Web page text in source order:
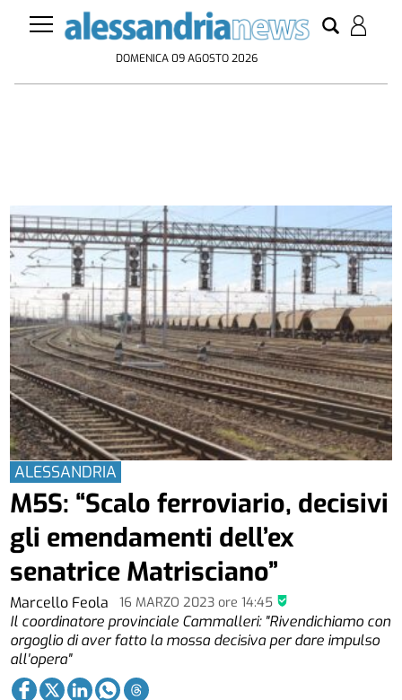
DOMENICA 09 AGOSTO 2026
Marcello Feola 16 MARZO 2023ore 14:45
ALESSANDRIA
M5S: “Scalo ferroviario, decisivi
gli emendamenti dell’ex
senatrice Matrisciano”
Il coordinatore provinciale Cammalleri: "Rivendichiamo con
orgoglio di aver fatto la mossa decisiva per dare impulso
all'opera"